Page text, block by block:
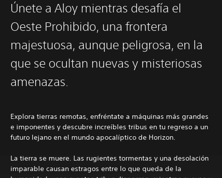
Únete a Aloy mientras desafía el
Oeste Prohibido, una frontera
majestuosa, aunque peligrosa, en la
que se ocultan nuevas y misteriosas
amenazas.
Explora tierras remotas, enfréntate a máquinas más grandes
e imponentes y descubre increíbles tribus en tu regreso a un
futuro lejano en el mundo apocalíptico de Horizon.
La tierra se muere. Las rugientes tormentas y una desolación
imparable causan estragos entre lo que queda de la